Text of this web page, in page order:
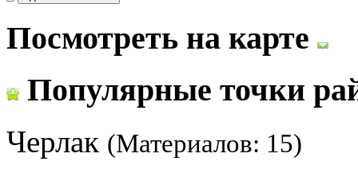
Посмотреть на карте
Популярные точки
Черлак (Материалов: 15)